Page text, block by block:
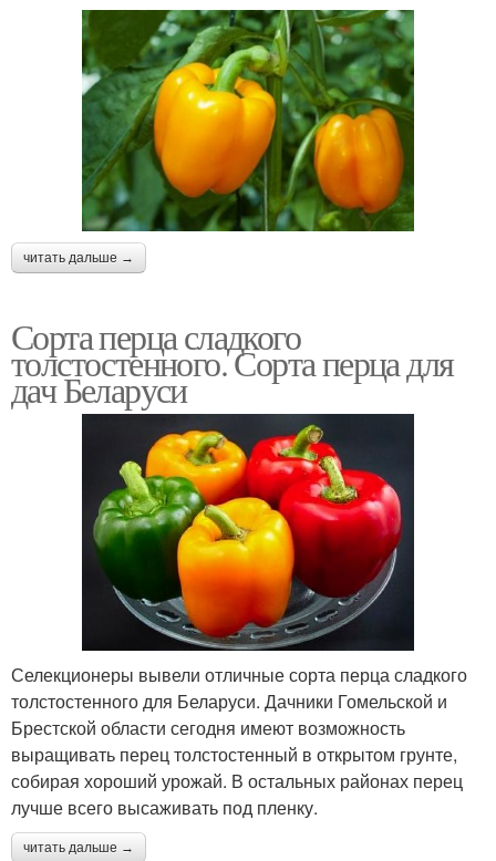
читать дальше →
Сорта перца сладкого
толстостенного. Сорта перца для
дач Беларуси
Селекционеры вывели отличные сорта перца сладкого
толстостенного для Беларуси. Дачники Гомельской и
Брестской области сегодня имеют возможность
выращивать перец толстостенный в открытом грунте,
собирая хороший урожай. В остальных районах перец
лучше всего высаживать под пленку.
читать дальше →